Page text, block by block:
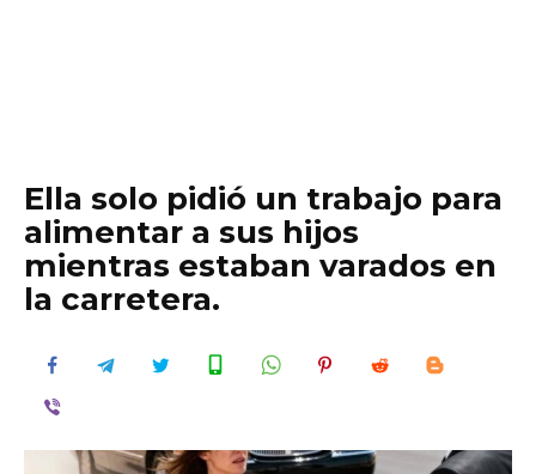
Ella solo pidió un trabajo para
alimentar a sus hijos
mientras estaban varados en
la carretera.